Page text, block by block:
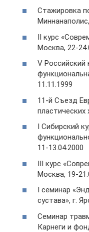
Стажировка
II курс
Москва, 22-
V Российский
11.11.1999
11-й Съезд
пластических
I Сибирский
11-13.04.2000
III курс
Москва, 19-
I семинар
сустава», г.
Семинар
Карнеги и